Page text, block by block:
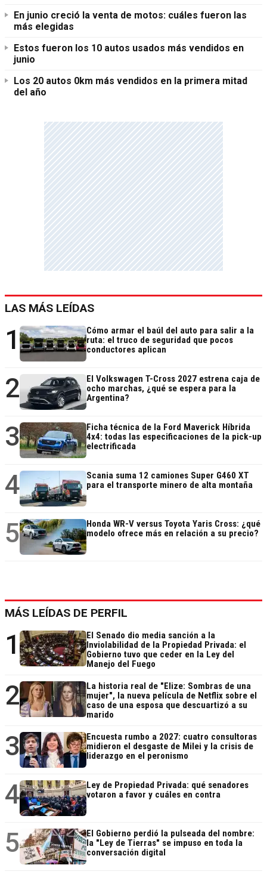
En junio creció la venta de motos: cuáles fueron las
más elegidas
Estos fueron los 10 autos usados más vendidos en
junio
Los 20 autos 0km más vendidos en la primera mitad
del año
LAS MÁS LEÍDAS
1
Cómo armar el baúl del auto para salir a la
ruta: el truco de seguridad que pocos
conductores aplican
2
El Volkswagen T-Cross 2027 estrena caja de
ocho marchas, ¿qué se espera para la
Argentina?
3
Ficha técnica de la Ford Maverick Híbrida
4x4: todas las especificaciones de la pick-up
electrificada
4
Scania suma 12 camiones Super G460 XT
para el transporte minero de alta montaña
5
Honda WR-V versus Toyota Yaris Cross: ¿qué
modelo ofrece más en relación a su precio?
MÁS LEÍDAS DE PERFIL
1
El Senado dio media sanción a la
Inviolabilidad de la Propiedad Privada: el
Gobierno tuvo que ceder en la Ley del
Manejo del Fuego
2
La historia real de "Elize: Sombras de una
mujer", la nueva película de Netflix sobre el
caso de una esposa que descuartizó a su
marido
3
Encuesta rumbo a 2027: cuatro consultoras
midieron el desgaste de Milei y la crisis de
liderazgo en el peronismo
4
Ley de Propiedad Privada: qué senadores
votaron a favor y cuáles en contra
5
El Gobierno perdió la pulseada del nombre:
la "Ley de Tierras" se impuso en toda la
conversación digital